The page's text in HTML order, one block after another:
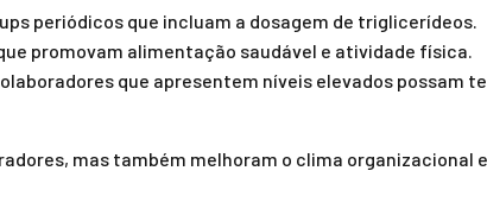
periódicos que incluam a dosagem de triglicerídeos.
promovam alimentação saudável e atividade física.
que apresentem níveis elevados possam
mas também melhoram o clima organizacional